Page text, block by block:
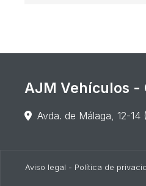
AJM Vehículos -
Avda. de Málaga, 12-14
Aviso legal - Política de